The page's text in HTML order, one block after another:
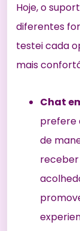
Hoje, o
diferentes
testei cada
mais
Chat
prefere
de